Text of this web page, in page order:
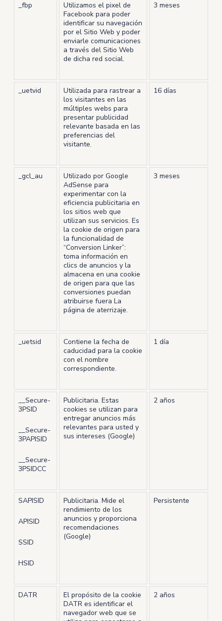
_fbp
Utilizamos el pixel de
Facebook para poder
identificar su navegación
por el Sitio Web y poder
enviarle comunicaciones
a través del Sitio Web
de dicha red social.
3 meses
_uetvid
Utilizada para rastrear a
los visitantes en las
múltiples webs para
presentar publicidad
relevante basada en las
preferencias del
visitante.
16 días
_gcl_au
Utilizado por Google
AdSense para
experimentar con la
eficiencia publicitaria en
los sitios web que
utilizan sus servicios. Es
la cookie de origen para
la funcionalidad de
“Conversion Linker”:
toma información en
clics de anuncios y la
almacena en una cookie
de origen para que las
conversiones puedan
atribuirse fuera La
página de aterrizaje.
3 meses
_uetsid
Contiene la fecha de
caducidad para la cookie
con el nombre
correspondiente.
1 día
__Secure-
3PSID
__Secure-
3PAPISID
__Secure-
3PSIDCC
Publicitaria. Estas
cookies se utilizan para
entregar anuncios más
relevantes para usted y
sus intereses (Google)
2 años
SAPISID
APISID
SSID
HSID
Publicitaria. Mide el
rendimiento de los
anuncios y proporciona
recomendaciones
(Google)
Persistente
DATR
El propósito de la cookie
DATR es identificar el
navegador web que se
2 años